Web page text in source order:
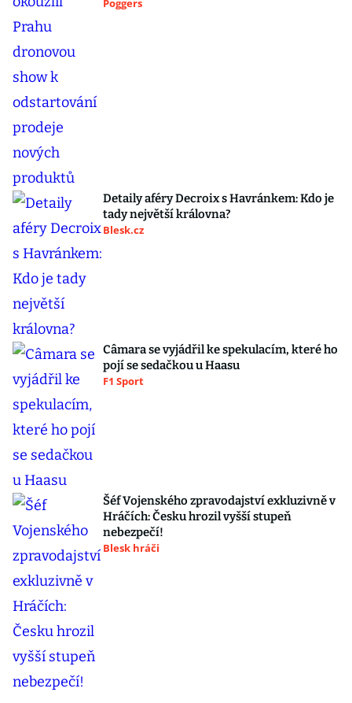
Poggers
Detaily aféry Decroix s Havránkem: Kdo je
tady největší královna?
Blesk.cz
Câmara se vyjádřil ke spekulacím, které ho
pojí se sedačkou u Haasu
F1 Sport
Šéf Vojenského zpravodajství exkluzivně v
Hráčích: Česku hrozil vyšší stupeň
nebezpečí!
Blesk hráči